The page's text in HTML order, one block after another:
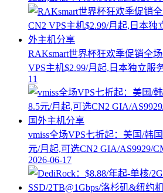
RAKsmart世界杯狂欢季促销全
VPS主机$2.99/月起,日本独立服
11
vmiss全场VPS七折起：美国/韩
元/月起,可选CN2 GIA/AS9929/
2026-06-17